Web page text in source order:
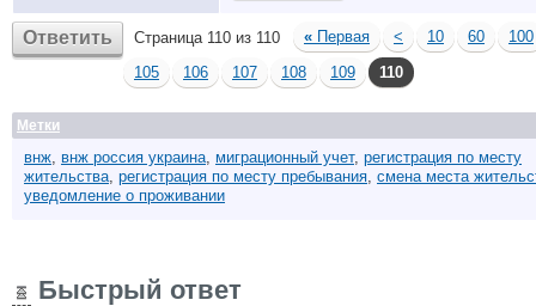
Ответить Страница 110 из 110 « Первая < 10 60
100
105
106 107 108 109 110
Метки
внж, внж россия украина, миграционный учет, регистрация по месту
жительства, регистрация по месту пребывания, смена места
уведомление о проживании
Быстрый ответ